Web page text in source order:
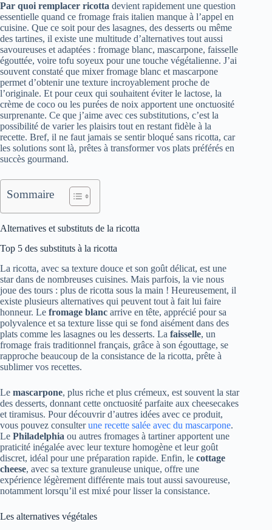
Par quoi remplacer ricotta devient rapidement une question
essentielle quand ce fromage frais italien manque à l’appel en
cuisine. Que ce soit pour des lasagnes, des desserts ou même
des tartines, il existe une multitude d’alternatives tout aussi
savoureuses et adaptées : fromage blanc, mascarpone, faisselle
égouttée, voire tofu soyeux pour une touche végétalienne. J’ai
souvent constaté que mixer fromage blanc et mascarpone
permet d’obtenir une texture incroyablement proche de
l’originale. Et pour ceux qui souhaitent éviter le lactose, la
crème de coco ou les purées de noix apportent une onctuosité
surprenante. Ce que j’aime avec ces substitutions, c’est la
possibilité de varier les plaisirs tout en restant fidèle à la
recette. Bref, il ne faut jamais se sentir bloqué sans ricotta, car
les solutions sont là, prêtes à transformer vos plats préférés en
succès gourmand.
Sommaire
Alternatives et substituts de la ricotta
Top 5 des substituts à la ricotta
La ricotta, avec sa texture douce et son goût délicat, est une
star dans de nombreuses cuisines. Mais parfois, la vie nous
joue des tours : plus de ricotta sous la main ! Heureusement, il
existe plusieurs alternatives qui peuvent tout à fait lui faire
honneur. Le fromage blanc arrive en tête, apprécié pour sa
polyvalence et sa texture lisse qui se fond aisément dans des
plats comme les lasagnes ou les desserts. La faisselle, un
fromage frais traditionnel français, grâce à son égouttage, se
rapproche beaucoup de la consistance de la ricotta, prête à
sublimer vos recettes.
Le mascarpone, plus riche et plus crémeux, est souvent la star
des desserts, donnant cette onctuosité parfaite aux cheesecakes
et tiramisus. Pour découvrir d’autres idées avec ce produit,
vous pouvez consulterune recette salée avec du mascarpone.
Le Philadelphia ou autres fromages à tartiner apportent une
praticité inégalée avec leur texture homogène et leur goût
discret, idéal pour une préparation rapide. Enfin, le cottage
cheese, avec sa texture granuleuse unique, offre une
expérience légèrement différente mais tout aussi savoureuse,
notamment lorsqu’il est mixé pour lisser la consistance.
Les alternatives végétales